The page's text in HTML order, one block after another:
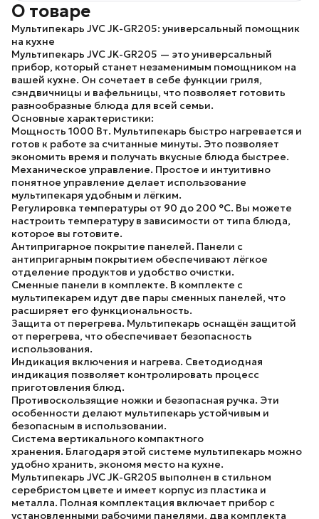
О товаре
Мультипекарь JVC JK-GR205: универсальный помощник
на кухне
Мультипекарь JVC JK-GR205 — это универсальный
прибор, который станет незаменимым помощником на
вашей кухне. Он сочетает в себе функции гриля,
сэндвичницы и вафельницы, что позволяет готовить
разнообразные блюда для всей семьи.
Основные характеристики:
Мощность 1000 Вт. Мультипекарь быстро нагревается и
готов к работе за считанные минуты. Это позволяет
экономить время и получать вкусные блюда быстрее.
Механическое управление. Простое и интуитивно
понятное управление делает использование
мультипекаря удобным и лёгким.
Регулировка температуры от 90 до 200 °C. Вы можете
настроить температуру в зависимости от типа блюда,
которое вы готовите.
Антипригарное покрытие панелей. Панели с
антипригарным покрытием обеспечивают лёгкое
отделение продуктов и удобство очистки.
Сменные панели в комплекте. В комплекте с
мультипекарем идут две пары сменных панелей, что
расширяет его функциональность.
Защита от перегрева. Мультипекарь оснащён защитой
от перегрева, что обеспечивает безопасность
использования.
Индикация включения и нагрева. Светодиодная
индикация позволяет контролировать процесс
приготовления блюд.
Противоскользящие ножки и безопасная ручка. Эти
особенности делают мультипекарь устойчивым и
безопасным в использовании.
Система вертикального компактного
хранения. Благодаря этой системе мультипекарь можно
удобно хранить, экономя место на кухне.
Мультипекарь JVC JK-GR205 выполнен в стильном
серебристом цвете и имеет корпус из пластика и
металла. Полная комплектация включает прибор с
установленными рабочими панелями, два комплекта